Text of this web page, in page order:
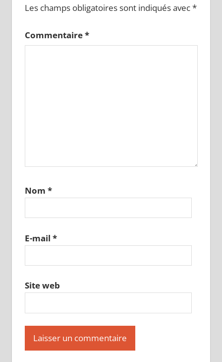
Les champs obligatoires sont indiqués avec*
Commentaire*
Nom *
E-mail *
Site web